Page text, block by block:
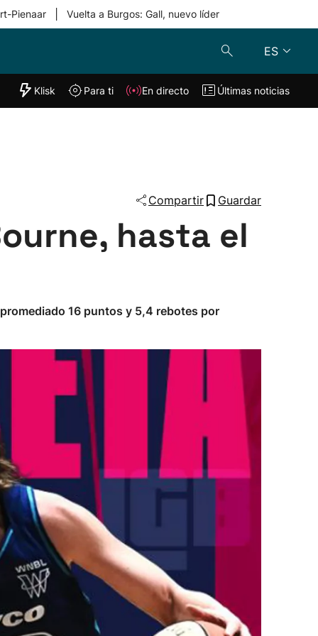
Pienaar Vuelta a Burgos: Gall, nuevo líder
ES
"Helmuga"
Klisk En directo
Klisk Para ti En directo Últimas noticias
Compartir Guardar
hasta el
16 puntos y 5,4 rebotes por